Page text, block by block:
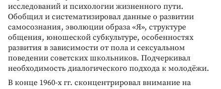
исследований и психологии жизненного пути.
Обобщил и систематизировал данные о развитии
самосознания, эволюции образа «Я», структуре
общения, юношеской субкультуре, особенностях
развития в зависимости от пола и сексуальном
поведении советских школьников. Подчеркивал
необходимость диалогического подхода к молодёжи.
В конце 1960-х гг. сконцентрировал внимание на